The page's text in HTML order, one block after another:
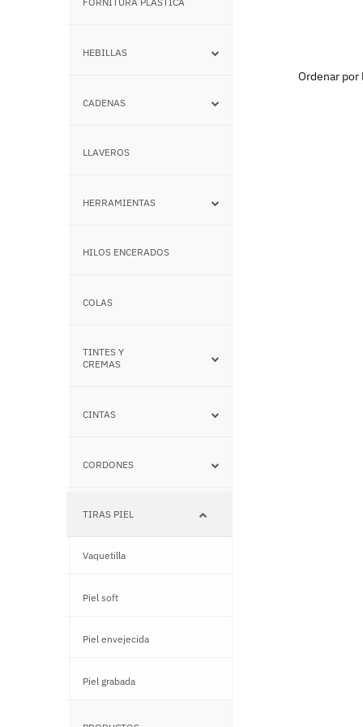
HEBILLAS
–
CADENAS
–
LLAVEROS
–
HERRAMIENTAS
–
HILOS ENCERADOS
–
COLAS
–
TINTES Y
CREMAS
–
CINTAS
–
CORDONES
–
TIRAS PIEL
–
Vaquetilla
–
Piel soft
–
Piel envejecida
–
Piel grabada
–